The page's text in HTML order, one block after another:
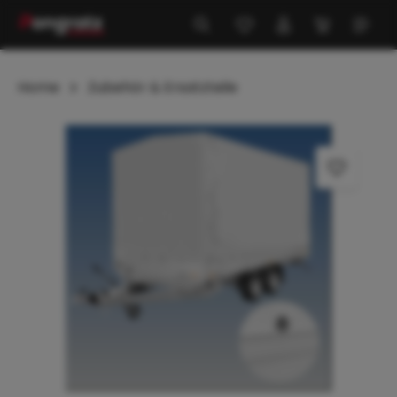
springen
Home Zubehör & Ersatzteile
Bildergalerie überspringen